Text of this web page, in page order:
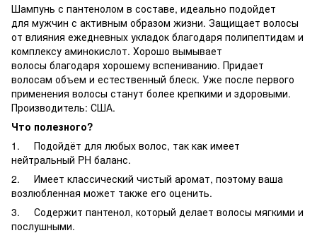
Шампунь с пантенолом в составе, идеально подойдет
для мужчин с активным образом жизни. Защищает волосы
от влияния ежедневных укладок благодаря полипептидам и
комплексу аминокислот. Хорошо вымывает
волосы благодаря хорошему вспениванию. Придает
волосам объем и естественный блеск. Уже после первого
применения волосы станут более крепкими и здоровыми.
Производитель: США.
Что полезного?
1. Подойдёт для любых волос, так как имеет
нейтральный PH баланс.
2. Имеет классический чистый аромат, поэтому ваша
возлюбленная может также его оценить.
3. Содержит пантенол, который делает волосы мягкими и
послушными.